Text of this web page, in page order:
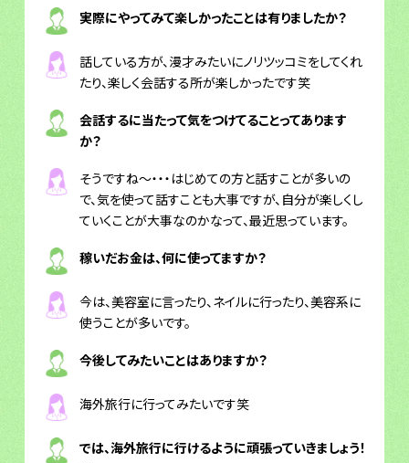
実際にやってみて楽しかったことは有りましたか？
話している方が、漫才みたいにノリツッコミをしてくれ
たり、楽しく会話する所が楽しかったです笑
会話するに当たって気をつけてることってあります
か？
そうですね～・・・はじめての方と話すことが多いの
で、気を使って話すことも大事ですが、自分が楽しくし
ていくことが大事なのかなって、最近思っています。
稼いだお金は、何に使ってますか？
今は、美容室に言ったり、ネイルに行ったり、美容系に
使うことが多いです。
今後してみたいことはありますか？
海外旅行に行ってみたいです笑
では、海外旅行に行けるように頑張っていきましょう！